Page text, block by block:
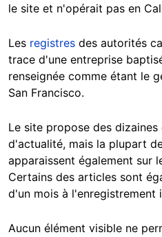
le site et n'opérait pas en
Les registres des autorités
trace d'une entreprise
renseignée comme étant le
San Francisco.
Le site propose des
d'actualité, mais la plupart
apparaissent également sur
Certains des articles sont
d'un mois à l'enregistrement
Aucun élément visible ne